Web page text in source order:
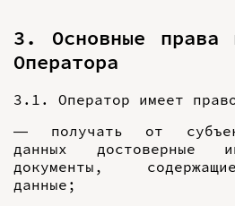
3. Основные права
Оператора
3.1. Оператор имеет
— получать от
данных достоверные
документы,
данные;